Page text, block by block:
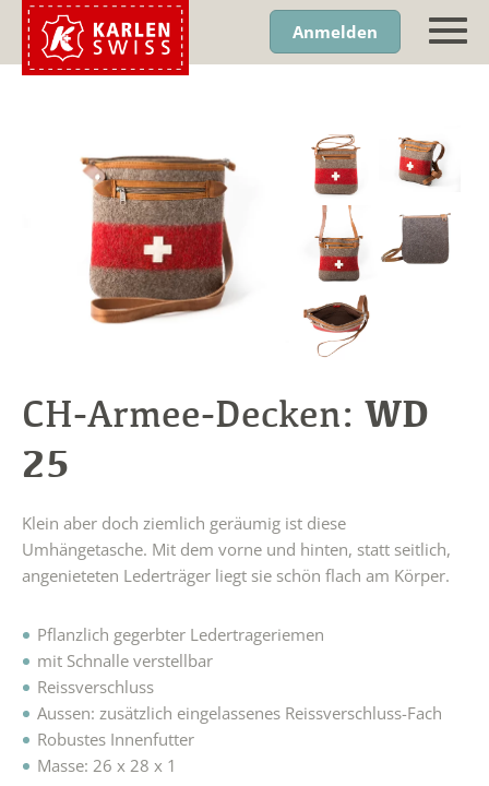
Anmelden
CH-Armee-Decken: WD
25
Klein aber doch ziemlich geräumig ist diese
Umhängetasche. Mit dem vorne und hinten, statt seitlich,
angenieteten Lederträger liegt sie schön flach am Körper.
Pflanzlich gegerbter Ledertrageriemen
mit Schnalle verstellbar
Reissverschluss
Aussen: zusätzlich eingelassenes Reissverschluss-Fach
Robustes Innenfutter
Masse: 26 x 28 x 1